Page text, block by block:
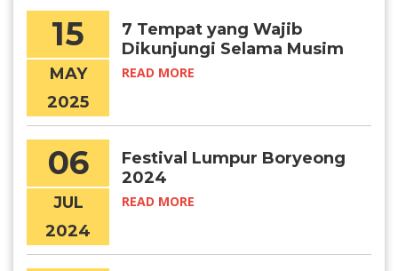
15
MAY
2025
7 Tempat yang Wajib
Dikunjungi Selama Musim
Panas di Korea
READ MORE
06
JUL
2024
Festival Lumpur Boryeong
2024
READ MORE